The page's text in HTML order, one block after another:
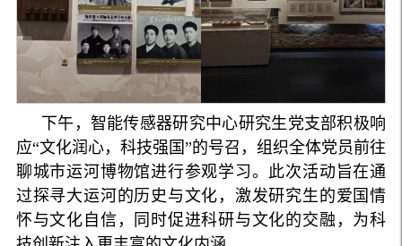
下午，智能传感器研究中心研究生党支部积极响
应“文化润心，科技强国”的号召，组织全体党员前往
聊城市运河博物馆进行参观学习。此次活动旨在通
过探寻大运河的历史与文化，激发研究生的爱国情
怀与文化自信，同时促进科研与文化的交融，为科